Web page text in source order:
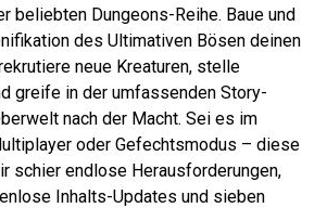
beliebten Dungeons-Reihe. Baue und
des Ultimativen Bösen deinen
neue Kreaturen, stelle
greife in der umfassenden Story-
nach der Macht. Sei es im
oder Gefechtsmodus – diese
schier endlose Herausforderungen,
Inhalts-Updates und sieben